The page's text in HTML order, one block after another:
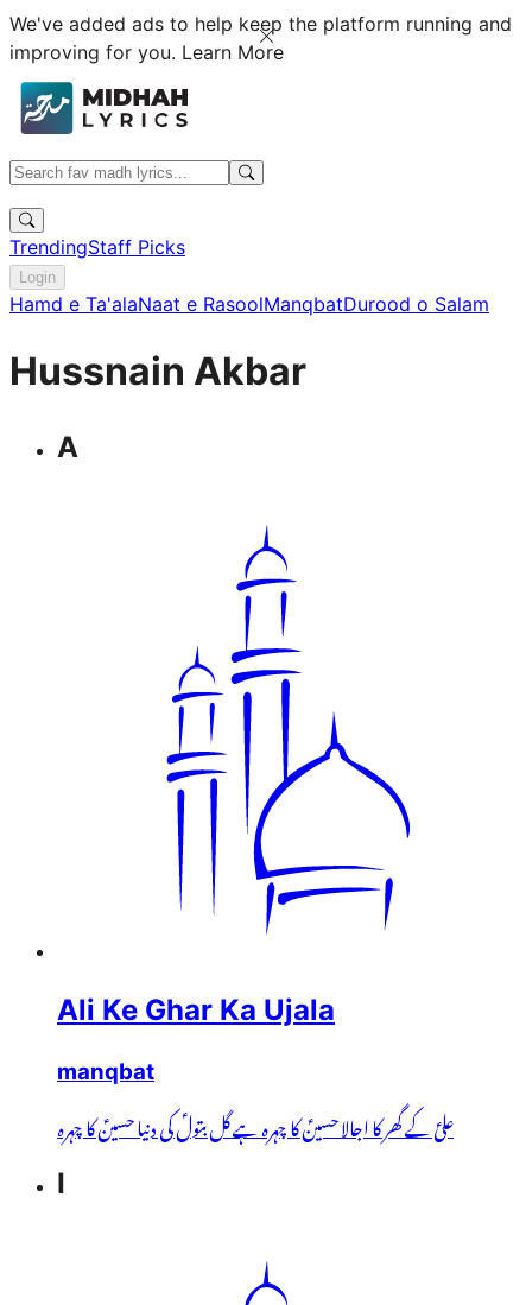
We've added ads to help keep the platform running and
improving for you. Learn More
TrendingStaff Picks
Login
Hamd e Ta'alaNaat e RasoolManqbatDurood o Salam
Hussnain Akbar
A
Ali Ke Ghar Ka Ujala
manqbat
علیؑ کے گھر کا اجالا حسینؑ کا چہرہ ہے گل بتولؑ کی دنیا حسینؑ کا چہرہ
I